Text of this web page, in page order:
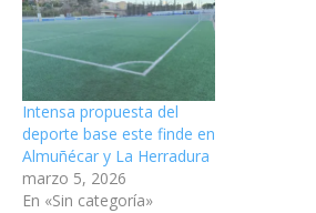
Intensa propuesta del
deporte base este finde en
Almuñécar y La Herradura
marzo 5, 2026
En «Sin categoría»